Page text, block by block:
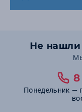
Не нашли
Понедельник —